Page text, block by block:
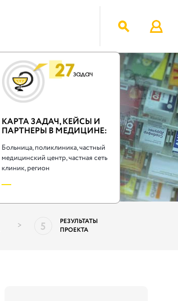
КАРТА ЗАДАЧ, КЕЙСЫ И
ПАРТНЕРЫ В МЕДИЦИНЕ:
Больница, поликлиника, частный
медицинский центр, частная сеть
клиник, регион
> 5
РЕЗУЛЬТАТЫ
ПРОЕКТА